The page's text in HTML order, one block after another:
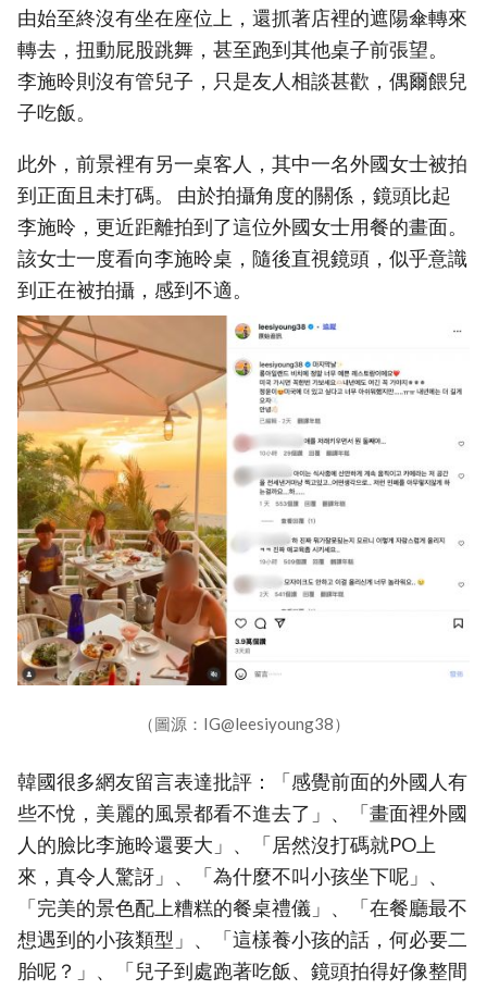
由始至終沒有坐在座位上，還抓著店裡的遮陽傘轉來
轉去，扭動屁股跳舞，甚至跑到其他桌子前張望。
李施昤則沒有管兒子，只是友人相談甚歡，偶爾餵兒
子吃飯。
此外，前景裡有另一桌客人，其中一名外國女士被拍
到正面且未打碼。 由於拍攝角度的關係，鏡頭比起
李施昤，更近距離拍到了這位外國女士用餐的畫面。
該女士一度看向李施昤桌，隨後直視鏡頭，似乎意識
到正在被拍攝，感到不適。
（圖源：IG@leesiyoung38）
韓國很多網友留言表達批評：「感覺前面的外國人有
些不悅，美麗的風景都看不進去了」、「畫面裡外國
人的臉比李施昤還要大」、「居然沒打碼就PO上
來，真令人驚訝」、「為什麼不叫小孩坐下呢」、
「完美的景色配上糟糕的餐桌禮儀」、「在餐廳最不
想遇到的小孩類型」、「這樣養小孩的話，何必要二
胎呢？」、「兒子到處跑著吃飯、鏡頭拍得好像整間